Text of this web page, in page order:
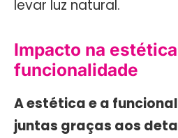
levar luz natural.
Impacto na
funcionalidade
A estética e a
juntas graças aos